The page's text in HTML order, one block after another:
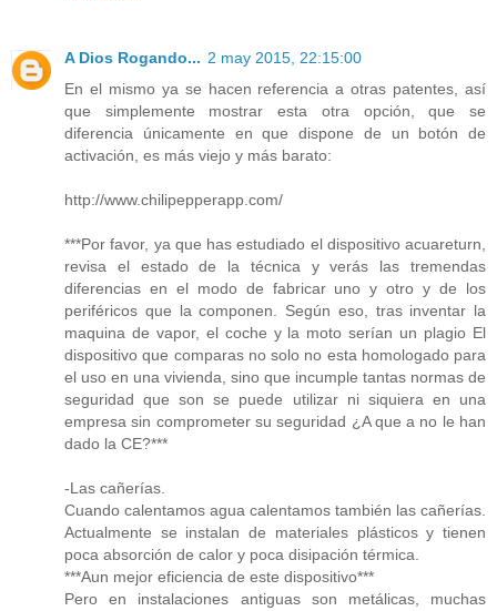
A Dios Rogando... 2 may 2015, 22:15:00
En el mismo ya se hacen referencia a otras patentes, así
que simplemente mostrar esta otra opción, que se
diferencia únicamente en que dispone de un botón de
activación, es más viejo y más barato:
http://www.chilipepperapp.com/
***Por favor, ya que has estudiado el dispositivo acuareturn,
revisa el estado de la técnica y verás las tremendas
diferencias en el modo de fabricar uno y otro y de los
periféricos que la componen. Según eso, tras inventar la
maquina de vapor, el coche y la moto serían un plagio El
dispositivo que comparas no solo no esta homologado para
el uso en una vivienda, sino que incumple tantas normas de
seguridad que son se puede utilizar ni siquiera en una
empresa sin comprometer su seguridad ¿A que a no le han
dado la CE?***
-Las cañerías.
Cuando calentamos agua calentamos también las cañerías.
Actualmente se instalan de materiales plásticos y tienen
poca absorción de calor y poca disipación térmica.
***Aun mejor eficiencia de este dispositivo***
Pero en instalaciones antiguas son metálicas, muchas